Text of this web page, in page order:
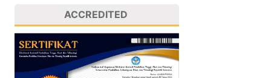
ACCREDITED